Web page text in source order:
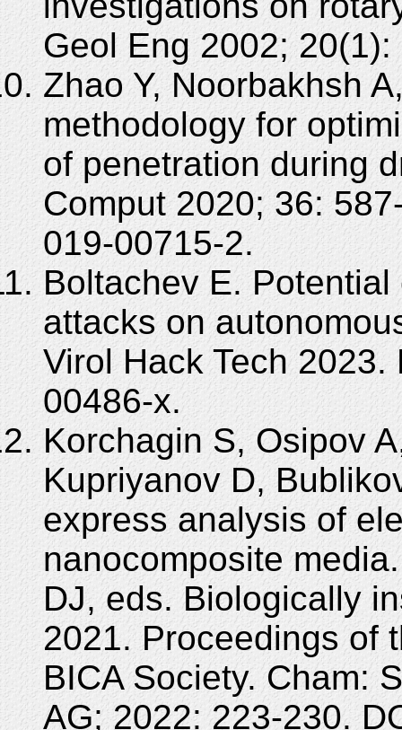
Geol Eng 2002; 20(1):
Zhao Y, Noorbakhsh
methodology for
of penetration during
Comput 2020; 36:
019-00715-2.
Boltachev E.
attacks on
Virol Hack Tech
00486-x.
Korchagin S, Osipov
Kupriyanov D,
express analysis of
nanocomposite
DJ, eds. Biologically
2021. Proceedings of
BICA Society. Cham:
AG; 2022: 223-230.